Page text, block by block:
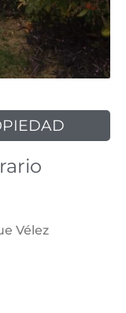
Vélez